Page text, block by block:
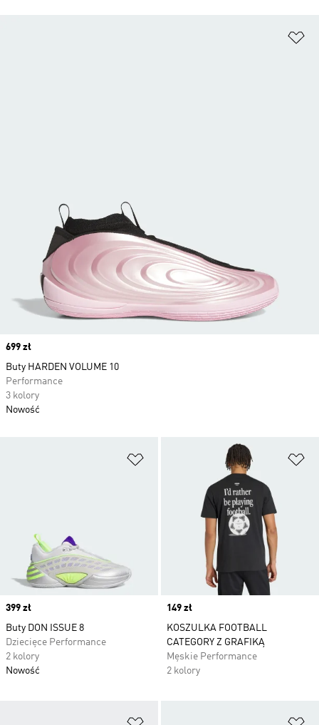
Dodaj do listy życzeń
Price
399 zł
Buty DON ISSUE 8
Dziecięce Performance
2 kolory
Nowość
Price
149 zł
KOSZULKA FOOTBALL
CATEGORY Z GRAFIKĄ
Męskie Performance
2 kolory
Price
699 zł
Buty HARDEN VOLUME 10
Performance
3 kolory
Nowość